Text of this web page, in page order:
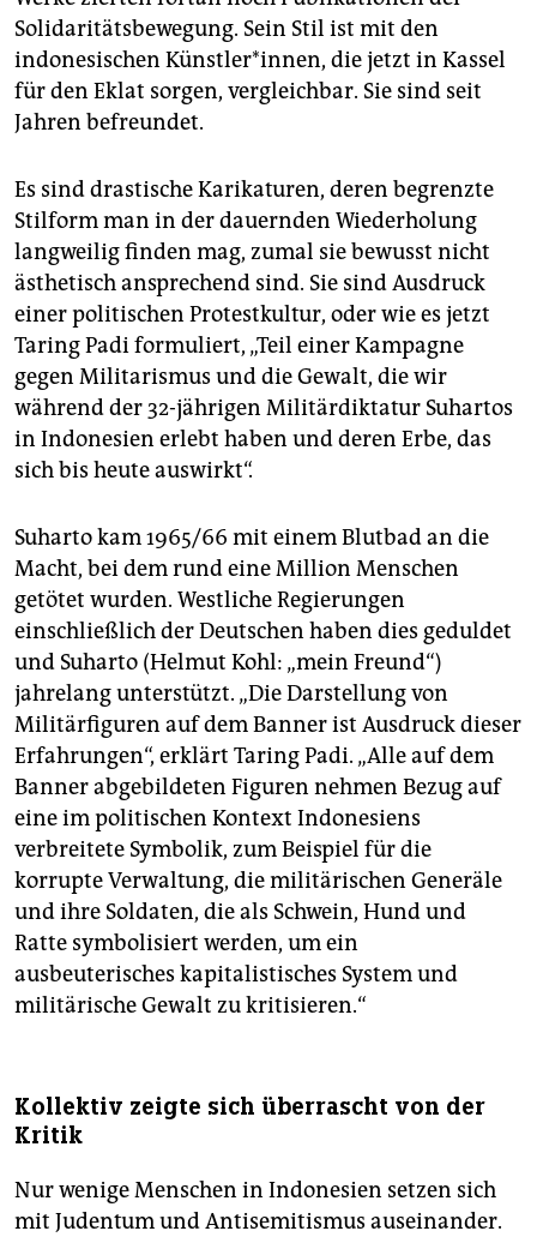
Solidaritäts­bewegung. Sein Stil ist mit den
indonesischen Künstler*innen, die jetzt in Kassel
für den Eklat sorgen, vergleichbar. Sie sind seit
Jahren befreundet.
Es sind drastische Karikaturen, deren begrenzte
Stilform man in der dauernden Wiederholung
langweilig finden mag, zumal sie bewusst nicht
ästhetisch ansprechend sind. Sie sind Ausdruck
einer politischen Protestkultur, oder wie es jetzt
Taring Padi formuliert, „Teil einer Kampagne
gegen Militarismus und die Gewalt, die wir
während der 32-jährigen Militärdiktatur Suhartos
in Indonesien erlebt haben und deren Erbe, das
sich bis heute auswirkt“.
Suharto kam 1965/66 mit einem Blutbad an die
Macht, bei dem rund eine Million Menschen
getötet wurden. West­liche Regierungen
einschließlich der Deutschen haben dies geduldet
und Suharto (Helmut Kohl: „mein Freund“)
jahrelang unterstützt. „Die Darstellung von
Militär­figuren auf dem Banner ist Ausdruck dieser
Erfahrungen“, erklärt Taring Padi. „Alle auf dem
Banner abgebildeten Figuren nehmen Bezug auf
eine im politischen Kontext Indonesiens
verbreitete Symbolik, zum Beispiel für die
korrupte Verwaltung, die militärischen Generäle
und ihre Soldaten, die als Schwein, Hund und
Ratte symbolisiert werden, um ein
ausbeuterisches kapitalistisches System und
militärische Gewalt zu kritisieren.“
Kollektiv zeigte sich überrascht von der
Kritik
Nur wenige Menschen in Indonesien setzen sich
mit Judentum und Antisemitismus auseinander.